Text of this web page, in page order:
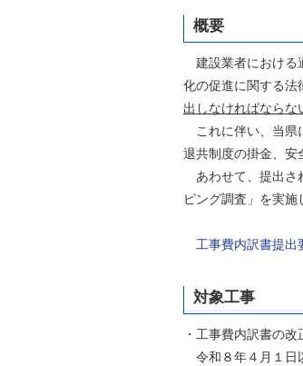
自然
概要
建設業者における
化の促進に関する法
出しなければならな
これに伴い、当県
退共制度の掛金、安
あわせて、提出さ
ピング調査」を実施
工事費内訳書提出
対象工事
・工事費内訳書の改
令和８年４月１日